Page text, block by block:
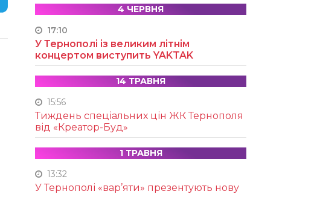
4 ЧЕРВНЯ
17:10
У Тернополі із великим літнім
концертом виступить YAKTAK
14 ТРАВНЯ
15:56
Тиждень спеціальних цін ЖК Тернополя
від «Креатор-Буд»
1 ТРАВНЯ
13:32
У Тернополі «вар’яти» презентують нову